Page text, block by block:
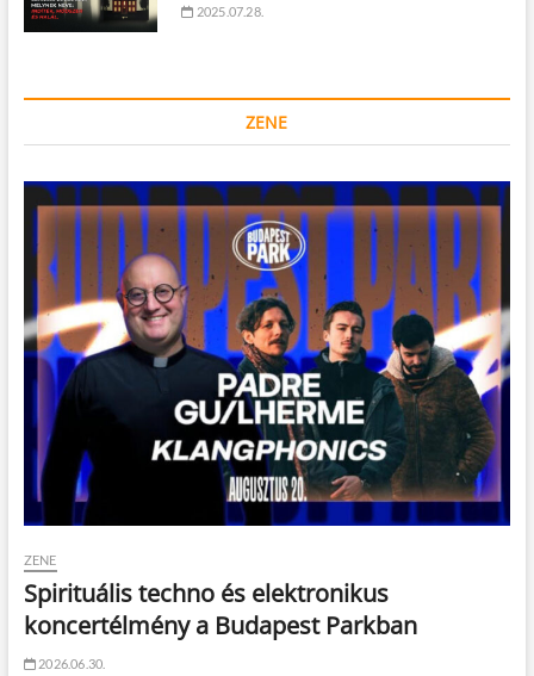
2025.07.28.
ZENE
ZENE
Spirituális techno és elektronikus
koncertélmény a Budapest Parkban
2026.06.30.